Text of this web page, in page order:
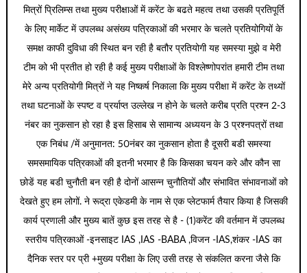
मित्रों प्रिलिम्स तथा मुख्य परीक्षाओं में करेंट के बढते महत्व तथा उसकी प्रतिपूर्ति
के लिए मार्केट में उपलब्ध असंख्य पत्रिकाओं की भरमार के चलते प्रतियोगियों के
समक्ष काफी दुविधा की स्थित बन रही है बतौर प्रतियोगी यह समस्या मुझे व मेरी
टीम को भी प्रतीत हो रही है कई मुख्य परीक्षाओं के विश्लेष्णोपरांत हमारी टीम तथा
मेरे अन्य प्रतियोगी मित्रों ने यह निष्कर्ष निकाला कि मुख्य परीक्षा में करेंट के तथ्यों
तथा घटनाओं के स्पष्ट व प्रर्याप्त उल्लेख न होने के चलते करीब प्रति प्रश्न 2-3
नंबर का नुकसान हो रहा है इस हिसाब से सामान्य अध्ययन के 3 प्रश्नपत्रों तथा
एक निबंध /में अनुमानत: 50नंबर का नुकसान होता है दूसरी बडी समस्या
समसमायिक पत्रिकाओं की इतनी भरमार है कि किसका चयन करे और कौन सा
छोडें यह बडी चुनौती बन रही है दोनों आसन्न चुनौतियों और संभावित संभावनाओं को
देखते हुए हम लोगों. ने रूद्रा एकेडमी के नाम से एक प्लेटफार्म तैयार किया है जिसकी
कार्य प्रणाली और मुख्य बातें कुछ इस तरह से है - (1)करेंट की वर्तमान में उपलब्ध
स्तरीय पत्रिकाओं -इनसाइट IAS ,IAS -BABA ,विजन -IAS,शंकर -IAS का
दैनिक स्तर पर प्री +मुख्य परीक्षा के लिए उसी तरह से संकलित करना जैसे कि